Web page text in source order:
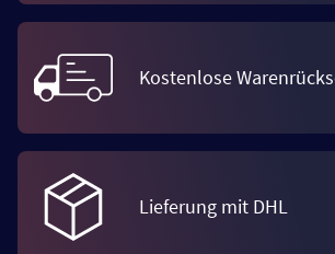
Kostenlose
Lieferung mit DHL